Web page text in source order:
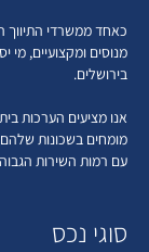
כאחד ממשרדי התיווך
מנוסים ומקצועיים,
בירושלים.
אנו מציעים הערכות
מומחים בשכונות
עם רמות השירות
סוגי נכס